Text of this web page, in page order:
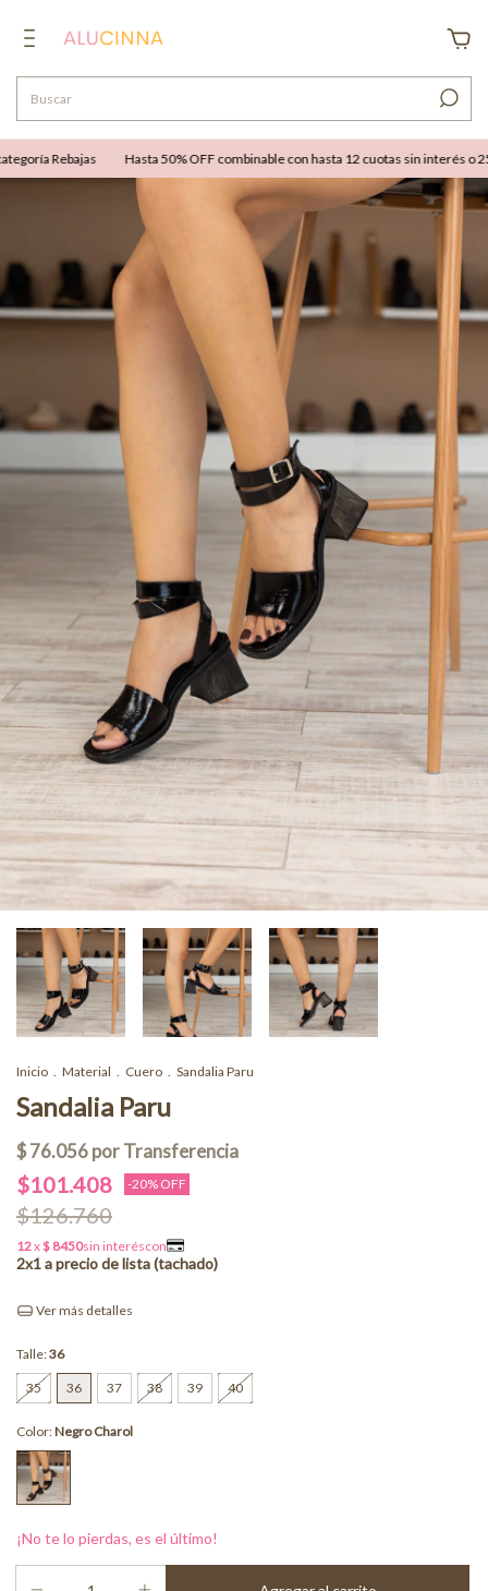
Rebajas Hasta 50% OFF combinable con hasta 12 cuotas sin interés o
Inicio . Material . Cuero . Sandalia Paru
Sandalia Paru
$101.408 -20% OFF
$126.760
Ver más detalles
Talle:36
35 36 37 38 39 40
Color:Negro Charol
¡No te lo pierdas, es el último!